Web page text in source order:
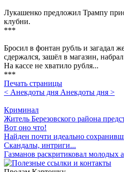
Лукашенко предложил Трампу
клубни.
***
Бросил в фонтан рубль и загадал
сдержался, зашёл в магазин,
На кассе не хватило рубля...
***
Печать страницы
< Анекдоты дня Анекдоты дня >
Криминал
Житель Березовского района
Вот оно что!
Найден почти идеально
Скандалы, интриги...
Газманов раскритиковал молодых